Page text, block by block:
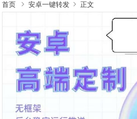
首页 安卓一键转发 正文